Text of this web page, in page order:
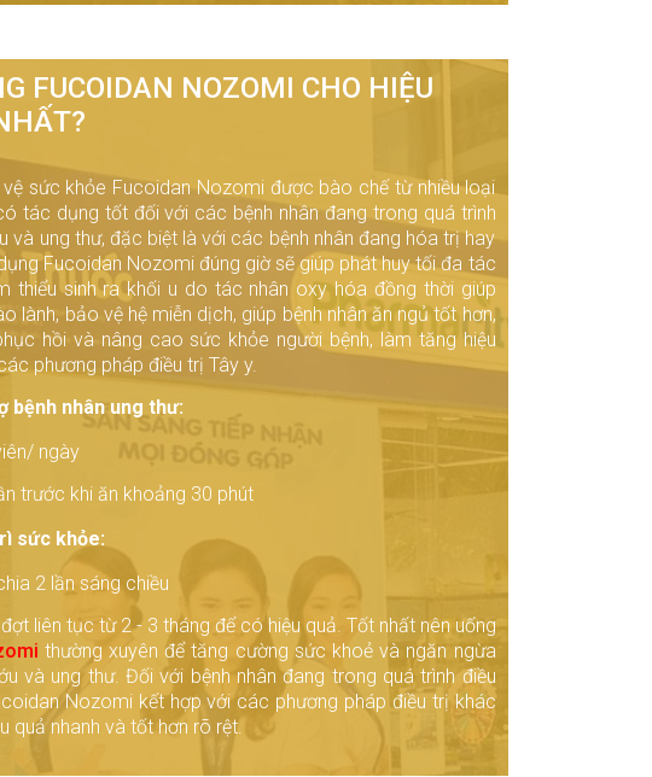
FUCOIDAN NOZOMI CHO HIỆU
sức khỏe Fucoidan Nozomi được bào chế từ nhiều loại
tác dụng tốt đối với các bệnh nhân đang trong quá trình
và ung thư, đặc biệt là với các bệnh nhân đang hóa trị hay
Fucoidan Nozomi đúng giờ sẽ giúp phát huy tối đa tác
thiểu sinh ra khối u do tác nhân oxy hóa đồng thời giúp
lành, bảo vệ hệ miễn dịch, giúp bệnh nhân ăn ngủ tốt hơn,
hồi và nâng cao sức khỏe người bệnh, làm tăng hiệu
phương pháp điều trị Tây y.
bệnh nhân ung thư:
ngày
trước khi ăn khoảng 30 phút
sức khỏe:
2 lần sáng chiều
liên tục từ 2 - 3 tháng để có hiệu quả. Tốt nhất nên uống
thường xuyên để tăng cường sức khoẻ và ngăn ngừa
và ung thư. Đối với bệnh nhân đang trong quá trình điều
Nozomi kết hợp với các phương pháp điều trị khác
quả nhanh và tốt hơn rõ rệt.